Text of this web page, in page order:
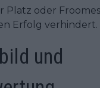
Platz oder
Erfolg verhindert.
und